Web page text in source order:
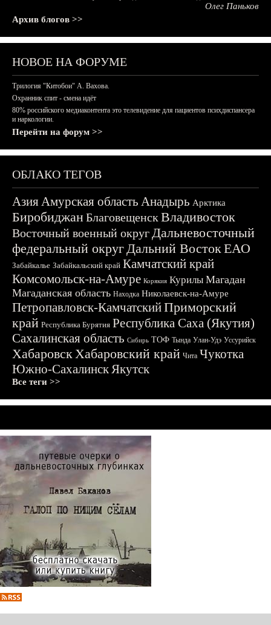
Олег Паньков
Архив блогов >>
НОВОЕ НА ФОРУМЕ
Трилогия "Китобои" А. Вахова.
Охранник спит - смена идёт
80% российского медиаконтента это телевидение для пациентов психдиспансера
и наркологии.
Перейти на форум >>
ОБЛАКО ТЕГОВ
АзияАмурская область Анадырь Арктика
БиробиджанБлаговещенскВладивосток
Восточный военный округДальневосточный
федеральный округДальний ВостокЕАО
Забайкалье Забайкальский край Камчатский край
Комсомольск-на-Амуре Корякия Курилы Магадан
Магаданская область Находка Николаевск-на-Амуре
Петропавловск-КамчатскийПриморский
край Республика Бурятия Республика Саха (Якутия)
Сахалинская область Сибирь ТОФ Тында Улан-Удэ Уссурийск
ХабаровскХабаровский край Чита Чукотка
Южно-СахалинскЯкутск
Все теги >>